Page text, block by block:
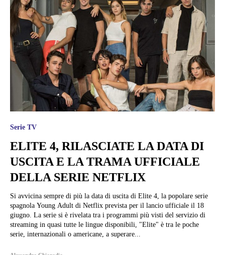
Serie TV
ELITE 4, RILASCIATE LA DATA DI
USCITA E LA TRAMA UFFICIALE
DELLA SERIE NETFLIX
Si avvicina sempre di più la data di uscita di Elite 4, la popolare serie
spagnola Young Adult di Netflix prevista per il lancio ufficiale il 18
giugno. La serie si è rivelata tra i programmi più visti del servizio di
streaming in quasi tutte le lingue disponibili, "Elite" è tra le poche
serie, internazionali o americane, a superare...